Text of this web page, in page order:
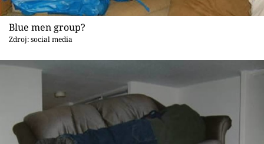
Blue men group?
Zdroj: social media